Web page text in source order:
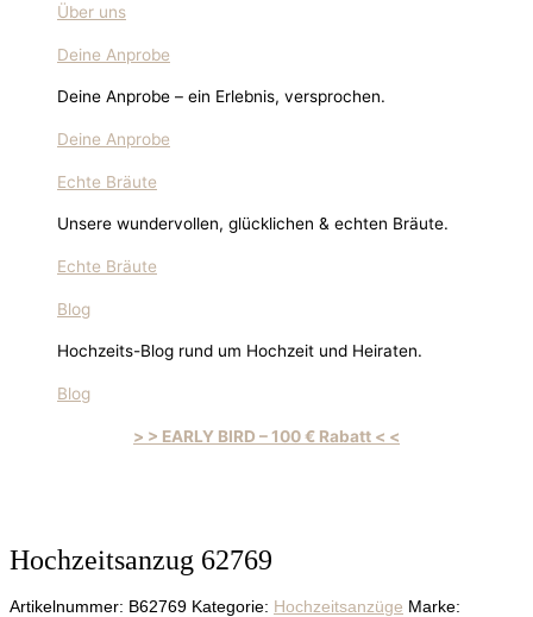
Über uns
Deine Anprobe
Deine Anprobe – ein Erlebnis, versprochen.
Deine Anprobe
Echte Bräute
Unsere wundervollen, glücklichen & echten Bräute.
Echte Bräute
Blog
Hochzeits-Blog rund um Hochzeit und Heiraten.
Blog
> > EARLY BIRD – 100 € Rabatt < <
Hochzeitsanzug 62769
Artikelnummer: B62769 Kategorie: Hochzeitsanzüge Marke: